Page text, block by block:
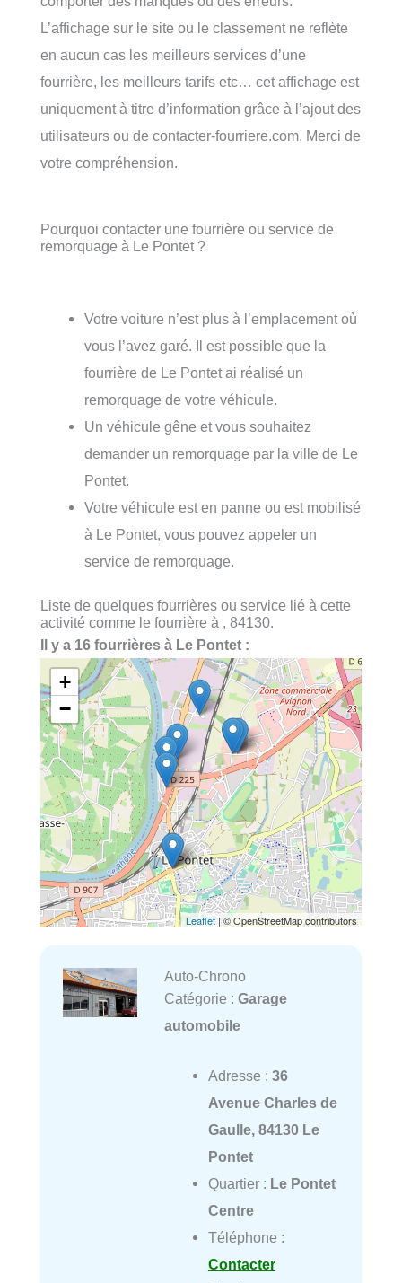
L’affichage sur le site ou le classement ne reflète
en aucun cas les meilleurs services d’une
fourrière, les meilleurs tarifs etc… cet affichage est
uniquement à titre d’information grâce à l’ajout des
utilisateurs ou de contacter-fourriere.com. Merci de
votre compréhension.
Pourquoi contacter une fourrière ou service de
remorquage à Le Pontet ?
Votre voiture n’est plus à l’emplacement où
vous l’avez garé. Il est possible que la
fourrière de Le Pontet ai réalisé un
remorquage de votre véhicule.
Un véhicule gêne et vous souhaitez
demander un remorquage par la ville de Le
Pontet.
Votre véhicule est en panne ou est mobilisé
à Le Pontet, vous pouvez appeler un
service de remorquage.
Liste de quelques fourrières ou service lié à cette
activité comme le fourrière à , 84130.
Il y a 16 fourrières à Le Pontet :
+
−
Leaflet| © OpenStreetMap contributors
Auto-Chrono
Catégorie : Garage
automobile
Adresse : 36
Avenue Charles de
Gaulle, 84130 Le
Pontet
Quartier : Le Pontet
Centre
Téléphone :
Contacter